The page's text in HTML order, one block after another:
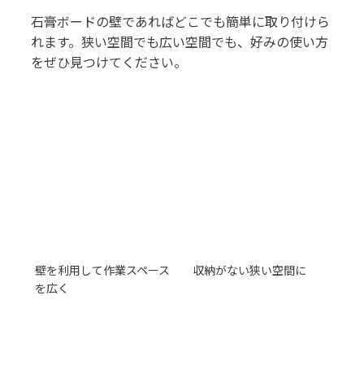
石膏ボードの壁であればどこでも簡単に取り付けら
れます。狭い空間でも広い空間でも、好みの使い方
をぜひ見つけてください。
壁を利用して作業スペース
を広く
収納がない狭い空間に